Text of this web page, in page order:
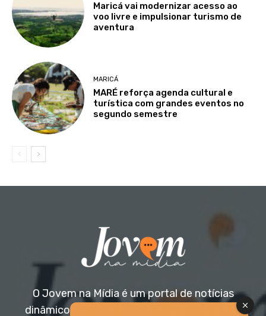
Maricá vai modernizar acesso ao
voo livre e impulsionar turismo de
aventura
MARICÁ
MARÉ reforça agenda cultural e
turística com grandes eventos no
segundo semestre
O Jovem na Mídia é um portal de notícias
dinâmico e acessível, voltado para o público